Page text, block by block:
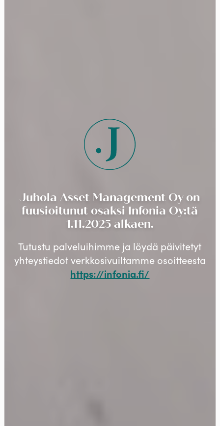
Juhola Asset Management Oy on
fuusioitunut osaksi Infonia Oy:tä
1.11.2025 alkaen.
Tutustu palveluihimme ja löydä päivitetyt
yhteystiedot verkkosivuiltamme osoitteesta
https://infonia.fi/